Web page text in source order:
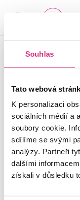
Souhlas
Tato webová
K personalizaci
sociálních médií a
soubory cookie.
sdílíme se svými
analýzy. Partneři
dalšími
získali v důsledku
Důležité je vědět, že v